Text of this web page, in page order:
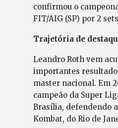
confirmou o
FIT/AIG (SP) por 2
Trajetória de
Leandro Roth vem
importantes
master nacional. Em
campeão da Super
Brasília, defendendo
Kombat, do Rio de